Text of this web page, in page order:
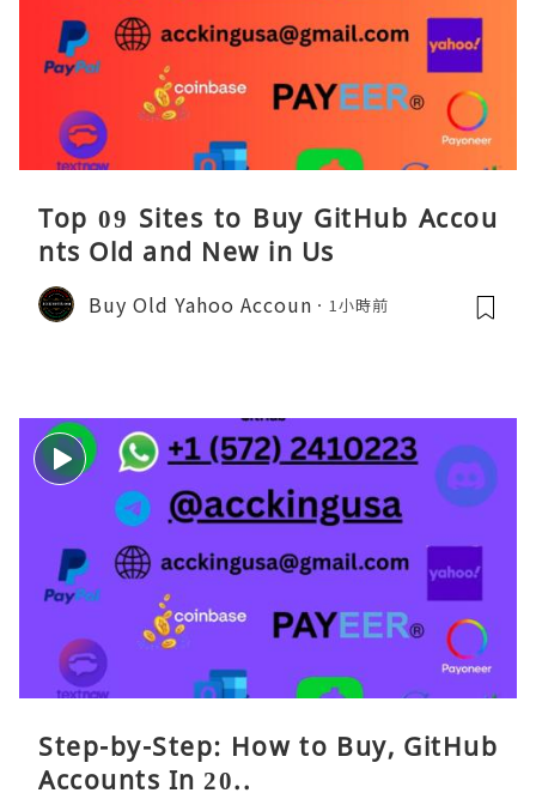
Top 09 Sites to Buy GitHub Accou
nts Old and New in Us
Buy Old Yahoo Accoun 1小時前
Step-by-Step: How to Buy, GitHub
Accounts In 20..